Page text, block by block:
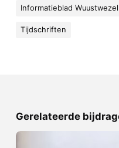
Informatieblad Wuustwezel
Tijdschriften
Gerelateerde